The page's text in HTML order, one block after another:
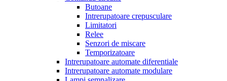
Butoane
Intrerupatoare crepusculare
Limitatori
Relee
Senzori de miscare
Temporizatoare
Intrerupatoare automate diferentiale
Intrerupatoare automate modulare